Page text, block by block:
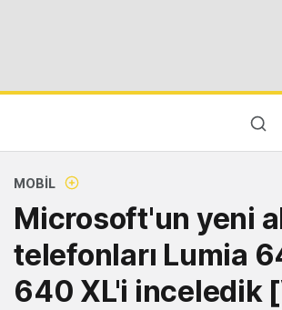
MOBIL
Microsoft'un yeni
telefonları Lumia
640 XL'i inceledik